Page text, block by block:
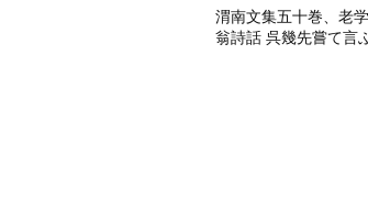
渭南文集五十巻、老
翁詩話 呉幾先嘗て言